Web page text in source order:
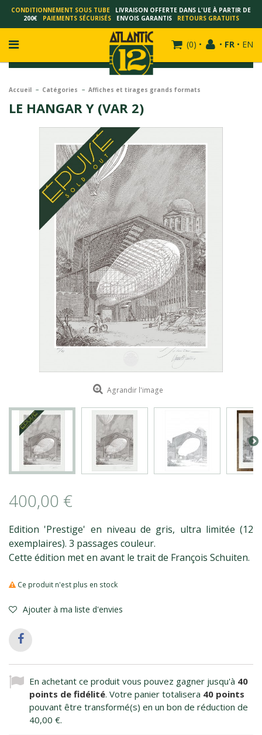
CONDITIONNEMENT SOUS TUBE
LIVRAISON OFFERTE DANS L'UE À PARTIR DE
200€
PAIEMENTS SÉCURISÉS ENVOIS GARANTIS RETOURS GRATUITS
(0) • • FR • EN
SCHUITEN - LAURENT DURIEUX
SCHUITEN - JACK DURIEUX
SCHUITEN - PEETERS
SCHUITEN - PLISSART
SCHUITEN - ZILLER
SCHUITEN - LI KUNWU
ALAIN GOFFIN
LUC SCHUITEN
ROMAIN RENARD
DAVID MERVEILLE
Accueil Catégories Affiches et tirages grands formats
LE HANGAR Y (VAR 2)
Agrandir l'image
400,00 €
Edition 'Prestige' en niveau de gris, ultra limitée (12
exemplaires). 3 passages couleur.
Cette édition met en avant le trait de François Schuiten.
Ce produit n'est plus en stock
Ajouter à ma liste d'envies
En achetant ce produit vous pouvez gagner jusqu'à 40
points de fidélité. Votre panier totalisera 40 points
pouvant être transformé(s) en un bon de réduction de
40,00 €.